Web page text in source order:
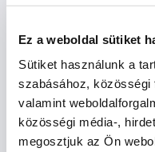
Ez a weboldal sütiket
Sütiket használunk a
szabásához,
valamint
közösségi média-,
megosztjuk az Ön
Kérdések,
info@profimed.hu